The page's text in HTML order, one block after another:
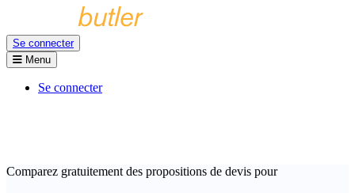
Se connecter
Menu
Se connecter
Comparez gratuitement des propositions de devis pour